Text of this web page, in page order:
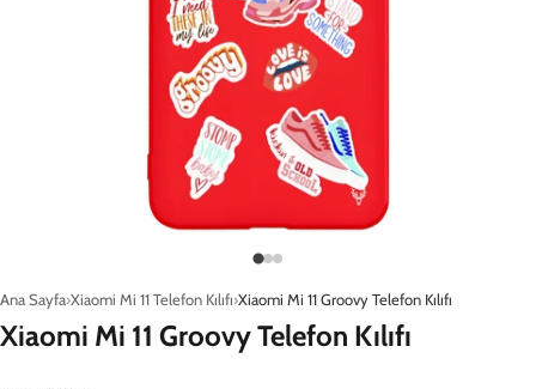
Yükleniyor…